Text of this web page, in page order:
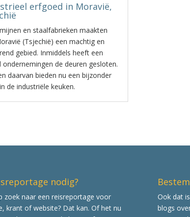
erfgoed in Moravië,
en staalfabrieken maakten
(Tsjechië) een machtig en
gebied. Inmiddels heeft een
ondernemingen de deuren gesloten.
daarvan bieden nu een bijzonder
de industriële keuken.
nodig?
zoek naar een reisreportage voor
krant of website? Dat kan. Of het nu
Ook dat
blogs